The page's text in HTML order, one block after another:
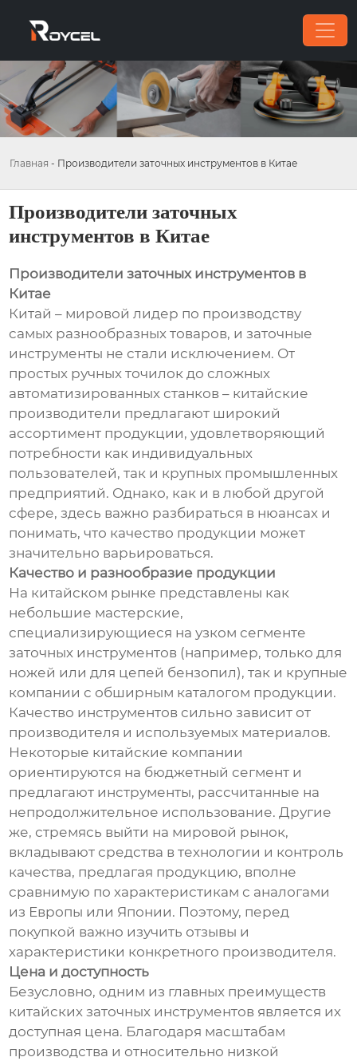
Главная - Производители заточных инструментов в Китае
Производители заточных
инструментов в Китае
Производители заточных инструментов в
Китае
Китай – мировой лидер по производству
самых разнообразных товаров, и заточные
инструменты не стали исключением. От
простых ручных точилок до сложных
автоматизированных станков – китайские
производители предлагают широкий
ассортимент продукции, удовлетворяющий
потребности как индивидуальных
пользователей, так и крупных промышленных
предприятий. Однако, как и в любой другой
сфере, здесь важно разбираться в нюансах и
понимать, что качество продукции может
значительно варьироваться.
Качество и разнообразие продукции
На китайском рынке представлены как
небольшие мастерские,
специализирующиеся на узком сегменте
заточных инструментов (например, только для
ножей или для цепей бензопил), так и крупные
компании с обширным каталогом продукции.
Качество инструментов сильно зависит от
производителя и используемых материалов.
Некоторые китайские компании
ориентируются на бюджетный сегмент и
предлагают инструменты, рассчитанные на
непродолжительное использование. Другие
же, стремясь выйти на мировой рынок,
вкладывают средства в технологии и контроль
качества, предлагая продукцию, вполне
сравнимую по характеристикам с аналогами
из Европы или Японии. Поэтому, перед
покупкой важно изучить отзывы и
характеристики конкретного производителя.
Цена и доступность
Безусловно, одним из главных преимуществ
китайских заточных инструментов является их
доступная цена. Благодаря масштабам
производства и относительно низкой